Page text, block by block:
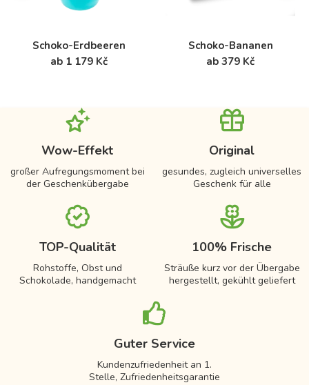
Schoko-Erdbeeren
ab 1 179 Kč
Schoko-Bananen
ab 379 Kč
Wow-Effekt
großer Aufregungsmoment bei
der Geschenkübergabe
Original
gesundes, zugleich universelles
Geschenk für alle
TOP-Qualität
Rohstoffe, Obst und
Schokolade, handgemacht
100% Frische
Sträuße kurz vor der Übergabe
hergestellt, gekühlt geliefert
Guter Service
Kundenzufriedenheit an 1.
Stelle, Zufriedenheitsgarantie